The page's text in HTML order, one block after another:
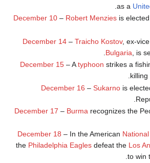
as a
December 10– Robert Menziesis
December 14– Traicho Kostov, ex-
Bulgaria , is
December 15– Atyphoon strikes a
killing
December 16 – Sukarnois
December 17 – Burma recognizes the
December 18 – In the American
the Philadelphia Eaglesdefeat the Los
to win